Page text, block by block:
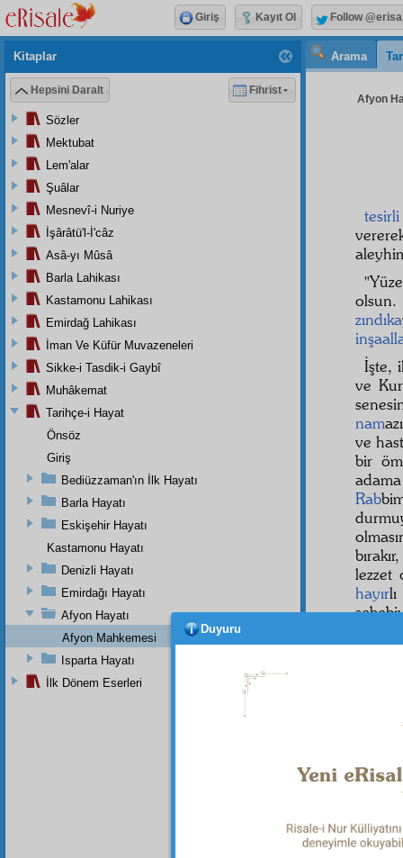
Arama
Afyon
tesirli
olsun.
zındıka
İşte,
ve
nam
ve
bir
Rab
lezzet
hayır
Kitaplar
Hepsini Daralt Fihrist
Sözler
Mektubat
Lem'alar
Şuâlar
Mesnevî-i Nuriye
İşârâtü'l-İ'câz
Asâ-yı Mûsâ
Barla Lahikası
Kastamonu Lahikası
Emirdağ Lahikası
İman Ve Küfür Muvazeneleri
Sikke-i Tasdik-i Gaybî
Muhâkemat
Tarihçe-i Hayat
Önsöz
Giriş
Bediüzzaman'ın İlk Hayatı
Barla Hayatı
Eskişehir Hayatı
Kastamonu Hayatı
Denizli Hayatı
Emirdağı Hayatı
Afyon Hayatı
Afyon Mahkemesi
Isparta Hayatı
İlk Dönem Eserleri
Giriş Kayıt Ol Follow
Duyuru